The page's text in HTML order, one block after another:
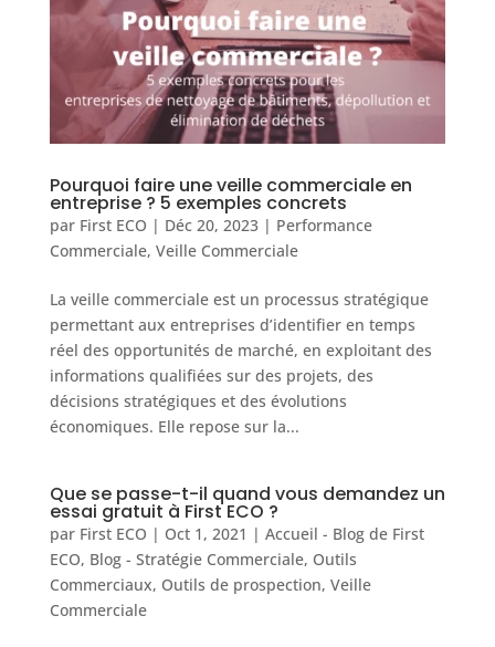
Pourquoi faire une veille commerciale en
entreprise ? 5 exemples concrets
par First ECO | Déc 20, 2023| Performance
Commerciale, Veille Commerciale
La veille commerciale est un processus stratégique
permettant aux entreprises d’identifier en temps
réel des opportunités de marché, en exploitant des
informations qualifiées sur des projets, des
décisions stratégiques et des évolutions
économiques. Elle repose sur la...
Que se passe-t-il quand vous demandez un
essai gratuit à First ECO ?
par First ECO | Oct 1, 2021 | Accueil - Blog de First
ECO, Blog - Stratégie Commerciale, Outils
Commerciaux, Outils de prospection, Veille
Commerciale